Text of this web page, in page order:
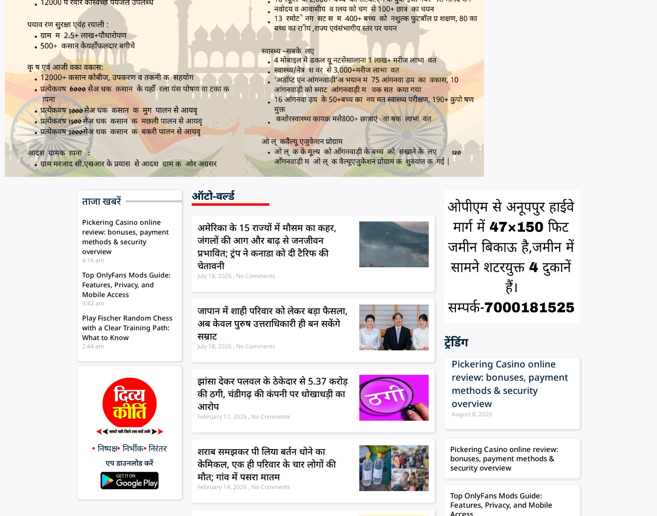
ताजा खबरें
Pickering Casino online
review: bonuses, payment
methods & security
overview
4:16 am
Top OnlyFans Mods Guide:
Features, Privacy, and
Mobile Access
3:42 am
Play Fischer Random Chess
with a Clear Training Path:
What to Know
2:44 am
निष्पक्ष निर्भीक निरंतर
एप डाउनलोड करें
ऑटो-वर्ल्ड
अमेरिका के 15 राज्यों में मौसम का कहर,
जंगलों की आग और बाढ़ से जनजीवन
प्रभावित; ट्रंप ने कनाडा को दी टैरिफ की
चेतावनी
July 18, 2026 No Comments
जापान में शाही परिवार को लेकर बड़ा फैसला,
अब केवल पुरुष उत्तराधिकारी ही बन सकेंगे
सम्राट
July 18, 2026 No Comments
झांसा देकर पलवल के ठेकेदार से 5.37 करोड़
की ठगी, चंडीगढ़ की कंपनी पर धोखाधड़ी का
आरोप
February 17, 2026 No Comments
शराब समझकर पी लिया बर्तन धोने का
केमिकल, एक ही परिवार के चार लोगों की
मौत; गांव में पसरा मातम
February 14, 2026 No Comments
ट्रेंडिंग
Pickering Casino online
review: bonuses, payment
methods & security
overview
August 8, 2026
Pickering Casino online review:
bonuses, payment methods &
security overview
Top OnlyFans Mods Guide:
Features, Privacy, and Mobile
Access